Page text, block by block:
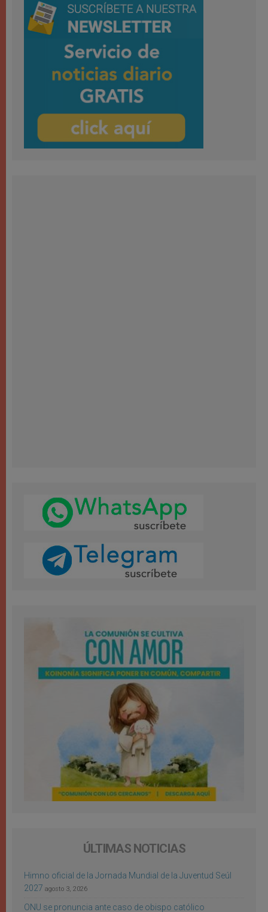
ÚLTIMAS NOTICIAS
Himno oficial de la Jornada Mundial de la Juventud Seúl
2027 agosto 3, 2026
ONU se pronuncia ante caso de obispo católico